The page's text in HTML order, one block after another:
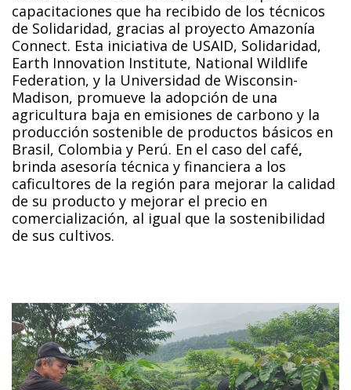
capacitaciones que ha recibido de los técnicos
de Solidaridad, gracias al proyecto Amazonía
Connect. Esta iniciativa de USAID, Solidaridad,
Earth Innovation Institute, National Wildlife
Federation, y la Universidad de Wisconsin-
Madison, promueve la adopción de una
agricultura baja en emisiones de carbono y la
producción sostenible de productos básicos en
Brasil, Colombia y Perú. En el caso del café,
brinda asesoría técnica y financiera a los
caficultores de la región para mejorar la calidad
de su producto y mejorar el precio en
comercialización, al igual que la sostenibilidad
de sus cultivos.